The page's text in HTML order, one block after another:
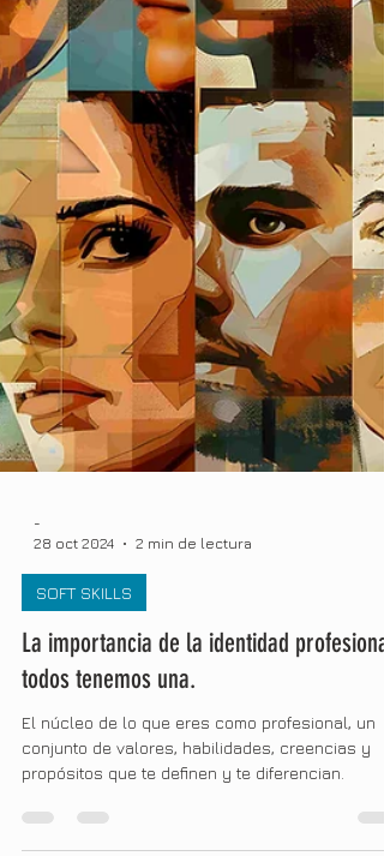
28 oct 2024
2 min de lectura
SOFT SKILLS
La importancia de la identidad profesional: